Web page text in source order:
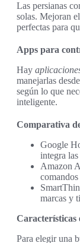
Las persianas
solas. Mejoran
perfectas para
Apps para
Hay
manejarlas
según lo que
inteligente.
Comparativa
Google
integra
Amazon
marcas y
Características
Para elegir una